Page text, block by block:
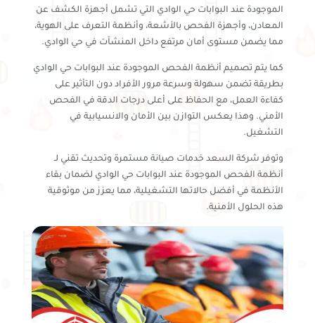
الموجودة عند البوابات حي الوادي التي تشمل أجهزة الكشف عن
المعادن، وأجهزة الفحص بالأشعة، وأنظمة التعرف على الهوية،
مما يضمن مستوى أمان مرتفع داخل المنشآت في حي الوادي.
كما يتم تصميم أنظمة الفحص الموجودة عند البوابات حي الوادي
بطريقة تضمن سهولة وسرعة مرور الأفراد دون التأثير على
كفاءة العمل، مع الحفاظ على أعلى درجات الدقة في الفحص
الأمني. وهذا يعكس التوازن بين الأمان والانسيابية في
التشغيل.
وتوفر شركة السعد خدمات صيانة مستمرة وتحديث تقني لـ
أنظمة الفحص الموجودة عند البوابات حي الوادي لضمان بقاء
الأنظمة في أفضل حالاتها التشغيلية، مما يعزز من موثوقية
هذه الحلول الأمنية.